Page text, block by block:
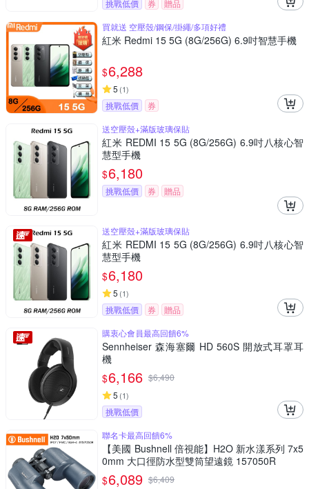
挑戰低價 券
贈品
買就送 空壓殼/鋼保/掛繩/多項好禮
紅米 Redmi 15 5G (8G/256G) 6.9吋智慧手機
$6,288
5 (1)
挑戰低價
券
送空壓殼+滿版玻璃保貼
紅米 REDMI 15 5G (8G/256G) 6.9吋八核心智
慧型手機
$6,180
挑戰低價 券 贈品
送空壓殼+滿版玻璃保貼
紅米 REDMI 15 5G (8G/256G) 6.9吋八核心智
慧型手機
$6,180
5 (1)
挑戰低價 券
贈品
購衷心會員最高回饋6%
Sennheiser 森海塞爾 HD 560S 開放式耳罩耳
機
$6,166 $6,490
5 (1)
挑戰低價
聯名卡最高回饋6%
【美國 Bushnell 倍視能】H2O 新水漾系列 7x5
0mm 大口徑防水型雙筒望遠鏡 157050R
$6,089 $6,409